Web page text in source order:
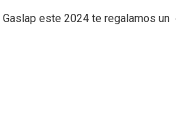
este 2024 te regalamos